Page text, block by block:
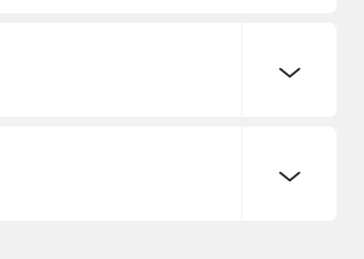
ート
管理・技術流出防止に関す